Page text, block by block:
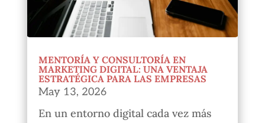
MENTORÍA Y CONSULTORÍA EN
MARKETING DIGITAL: UNA VENTAJA
ESTRATÉGICA PARA LAS EMPRESAS
May 13, 2026
En un entorno digital cada vez más